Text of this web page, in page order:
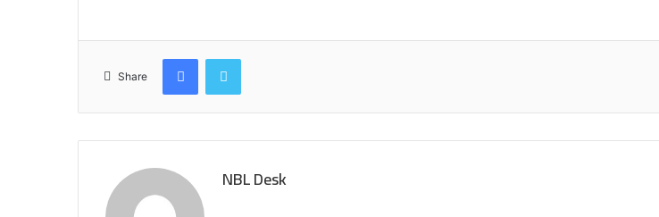
Share
FacebookTwitter
NBL Desk